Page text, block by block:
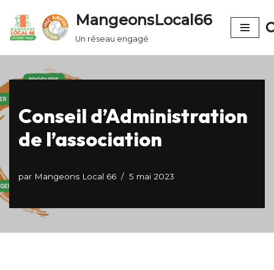
Aller
MangeonsLocal66
Un réseau engagé
Conseil d’Administration
de l’association
par Mangeons Local 66 5 mai 2023